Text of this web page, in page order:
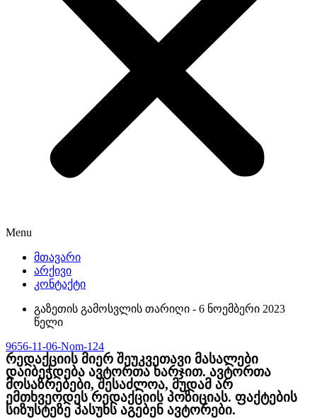
Menu
მთავარი
არქივი
კონტაქტი
გაზეთის გამოსვლის თარიღი - 6 ნოემბერი 2023
წელი
9656-11-06-Nom-124
რედაქციის მიერ შეუკვეთავი მასალები
დაიბეჭდება ავტორთა ხარჯით. ავტორთა
მოსაზრებები, შესაძლოა, მუდამ არ
ემთხვეოდეს რედაქციის პოზიციას. ფაქტების
სიზუსტეზე პასუხს აგებენ ავტორები.